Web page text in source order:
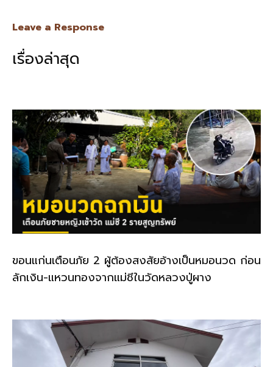
k
Leave a Response
เรื่องล่าสุด
ขอนแก่นเตือนภัย 2 ผู้ต้องสงสัยอ้างเป็นหมอนวด ก่อน
ลักเงิน-แหวนทองจากแม่ชีในวัดหลวงปู่ผาง